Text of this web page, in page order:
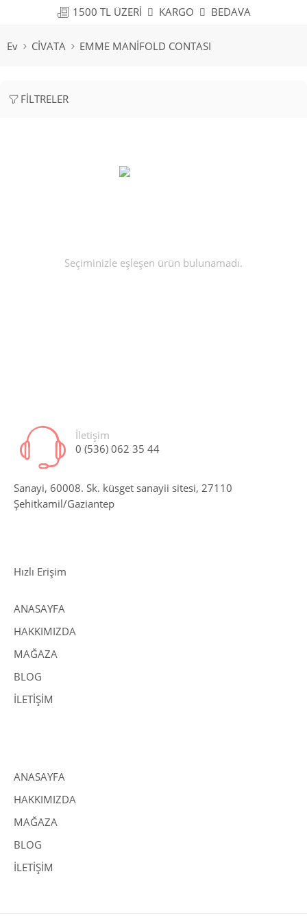
1500 TL ÜZERİ KARGO BEDAVA
Ev CİVATA EMME MANİFOLD CONTASI
FILTRELER
Seçiminizle eşleşen ürün bulunamadı.
İletişim
0 (536) 062 35 44
Sanayi, 60008. Sk. küsget sanayii sitesi, 27110
Şehitkamil/Gaziantep
Hızlı Erişim
ANASAYFA
HAKKIMIZDA
MAĞAZA
BLOG
İLETİŞİM
ANASAYFA
HAKKIMIZDA
MAĞAZA
BLOG
İLETİŞİM